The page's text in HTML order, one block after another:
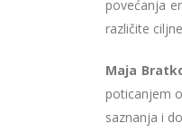
povećanja
različite
Maja
poticanjem
saznanja i